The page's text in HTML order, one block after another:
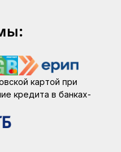
картой при
кредита в банках-